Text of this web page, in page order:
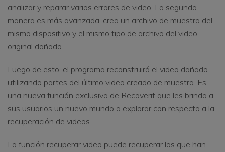
analizar y reparar varios errores de video. La segunda
manera es más avanzada, crea un archivo de muestra del
mismo dispositivo y el mismo tipo de archivo del video
original dañado.
Luego de esto, el programa reconstruirá el video dañado
utilizando partes del último video creado de muestra. Es
una nueva función exclusiva de Recoverit que les brinda a
sus usuarios un nuevo mundo a explorar con respecto a la
recuperación de videos.
La función recuperar video puede recuperar los que han